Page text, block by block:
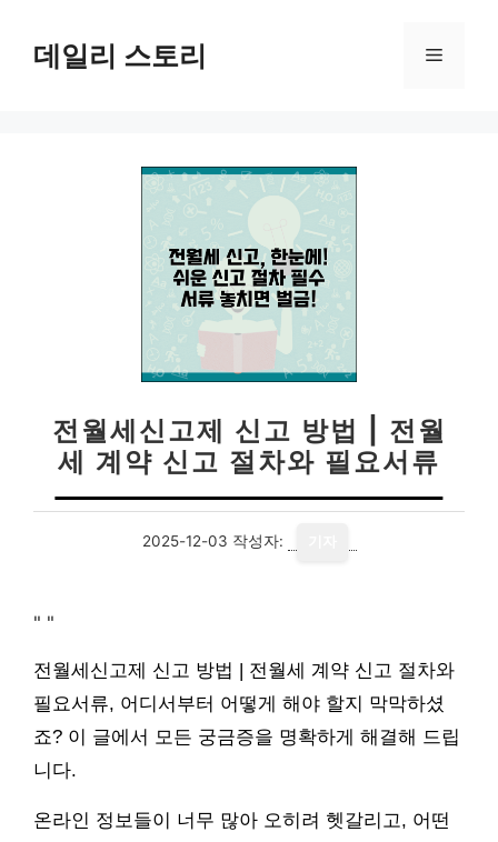
데일리 스토리 메
전월세신고제 신고 방법 | 전월
세 계약 신고 절차와 필요서류
2025-12-03 작성자:
" "
전월세신고제 신고 방법 | 전월세 계약 신고 절차와
필요서류, 어디서부터 어떻게 해야 할지 막막하셨
죠? 이 글에서 모든 궁금증을 명확하게 해결해 드립
니다.
온라인 정보들이 너무 많아 오히려 헷갈리고, 어떤